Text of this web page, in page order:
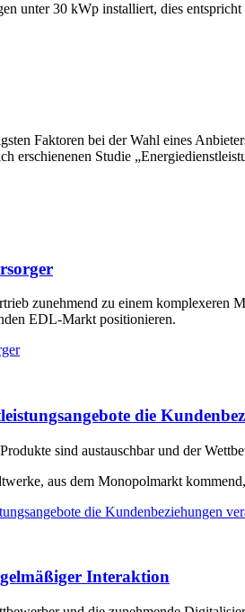
unter 30 kWp installiert, dies
Faktoren bei der Wahl eines
erschienenen Studie
zunehmend zu einem komplexeren
EDL-Markt positionieren.
die
sind austauschbar und der
aus dem Monopolmarkt
die Kundenbeziehungen
Interaktion